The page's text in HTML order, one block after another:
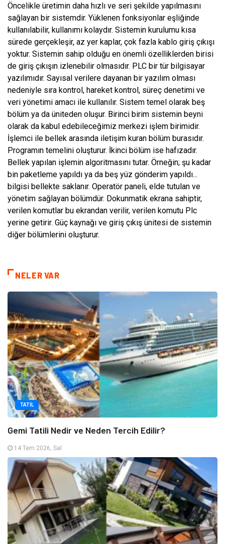
Öncelikle üretimin daha hızlı ve seri şekilde yapılmasını
sağlayan bir sistemdir. Yüklenen fonksiyonlar eşliğinde
kullanılabilir, kullanımı kolaydır. Sistemin kurulumu kısa
sürede gerçekleşir, az yer kaplar, çok fazla kablo giriş çıkışı
yoktur. Sistemin sahip olduğu en önemli özelliklerden birisi
de giriş çıkışın izlenebilir olmasıdır. PLC bir tür bilgisayar
yazılımıdır. Sayısal verilere dayanan bir yazılım olması
nedeniyle sıra kontrol, hareket kontrol, süreç denetimi ve
veri yönetimi amacı ile kullanılır. Sistem temel olarak beş
bölüm ya da üniteden oluşur. Birinci birim sistemin beyni
olarak da kabul edebileceğimiz merkezi işlem birimidir.
İşlemci ile bellek arasında iletişim kuran bölüm burasıdır.
Programın temelini oluşturur. İkinci bölüm ise hafızadır.
Bellek yapılan işlemin algoritmasını tutar. Örneğin; şu kadar
bin paketleme yapıldı ya da beş yüz gönderim yapıldı...
bilgisi bellekte saklanır. Operatör paneli, elde tutulan ve
yönetim sağlayan bölümdür. Dokunmatik ekrana sahiptir,
verilen komutlar bu ekrandan verilir, verilen komutu Plc
yerine getirir. Güç kaynağı ve giriş çıkış ünitesi de sistemin
diğer bölümlerini oluşturur.
NELER VAR
TATIL
Gemi Tatili Nedir ve Neden Tercih Edilir?
14 Tem 2026, Sal